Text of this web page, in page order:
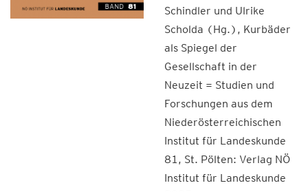
Schindler und Ulrike
Scholda (Hg.), Kurbäder
als Spiegel der
Gesellschaft in der
Neuzeit = Studien und
Forschungen aus dem
Niederösterreichischen
Institut für Landeskunde
81, St. Pölten: Verlag NÖ
Institut für Landeskunde